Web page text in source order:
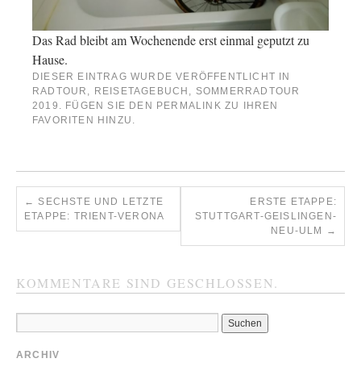
Das Rad bleibt am Wochenende erst einmal geputzt zu
Hause.
DIESER EINTRAG WURDE VERÖFFENTLICHT IN
RADTOUR , REISETAGEBUCH , SOMMERRADTOUR
2019 . FÜGEN SIE DEN PERMALINK ZU IHREN
FAVORITEN HINZU.
← SECHSTE UND LETZTE
ETAPPE: TRIENT-VERONA
ERSTE ETAPPE:
STUTTGART-GEISLINGEN-
NEU-ULM
→
KOMMENTARE SIND GESCHLOSSEN.
ARCHIV